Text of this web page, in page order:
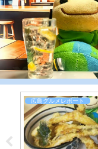
広島グルメレポート